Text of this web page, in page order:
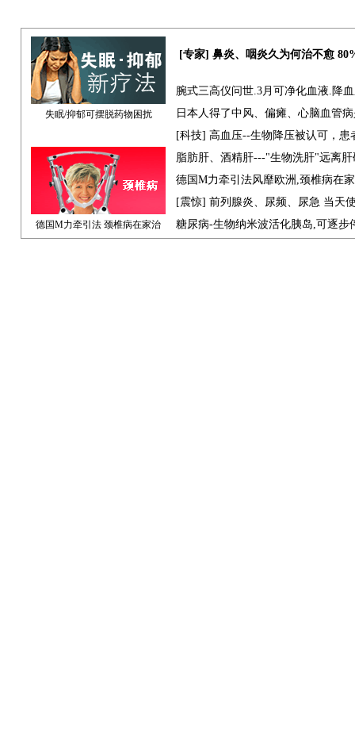
失眠/抑郁可摆脱药物困扰
[专家] 鼻炎、咽炎久为何治不愈
腕式三高仪问世.3月可净化血液.降
日本人得了中风、偏瘫、心脑血管
[科技] 高血压--生物降压被认可，患
德国M力牵引法 颈椎病在家治
脂肪肝、酒精肝---"生物洗肝"远离肝
德国M力牵引法风靡欧洲,颈椎病在
[震惊] 前列腺炎、尿频、尿急 当天
糖尿病-生物纳米波活化胰岛,可逐步